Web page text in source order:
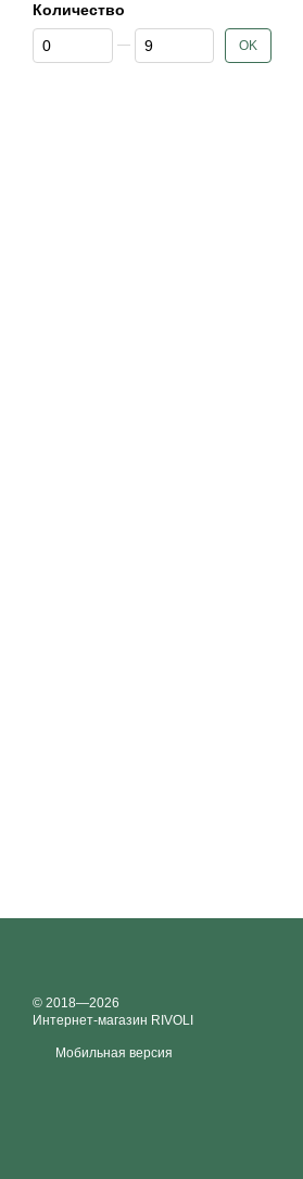
Количество
От Количество
До Количество OK
© 2018—2026
Интернет-магазин RIVOLI
Мобильная версия